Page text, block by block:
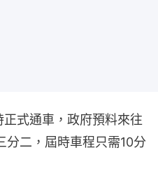
式通車，政府預料來往
分二，屆時車程只需10分